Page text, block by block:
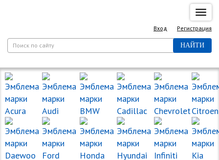
Вход Регистрация
НАЙТИ